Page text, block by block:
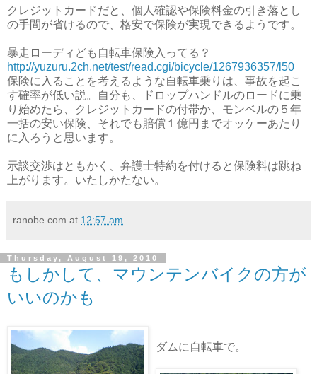
クレジットカードだと、個人確認や保険料金の引き落とし
の手間が省けるので、格安で保険が実現できるようです。
暴走ローディども自転車保険入ってる？
http://yuzuru.2ch.net/test/read.cgi/bicycle/1267936357/l50
保険に入ることを考えるような自転車乗りは、事故を起こ
す確率が低い説。自分も、ドロップハンドルのロードに乗
り始めたら、クレジットカードの付帯か、モンベルの５年
一括の安い保険、それでも賠償１億円までオッケーあたり
に入ろうと思います。
示談交渉はともかく、弁護士特約を付けると保険料は跳ね
上がります。いたしかたない。
ranobe.com at 12:57 am
Thursday, August 19, 2010
もしかして、マウンテンバイクの方が
いいのかも
ダムに自転車で。